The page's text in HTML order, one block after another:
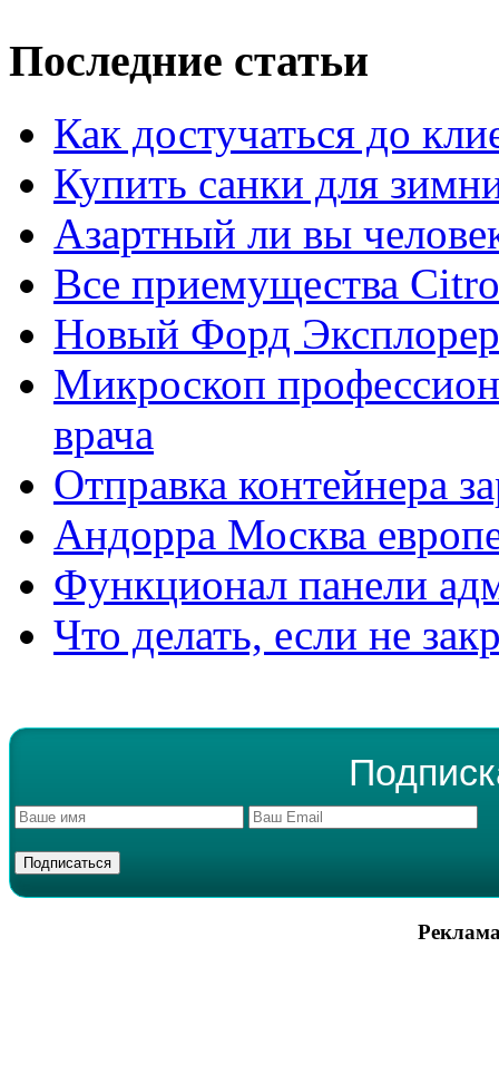
Последние статьи
Как достучаться до
Купить санки для
Азартный ли вы
Все приемущества
Новый Форд
Микроскоп
врача
Отправка контейнера
Андорра Москва
Функционал панели
Что делать, если не